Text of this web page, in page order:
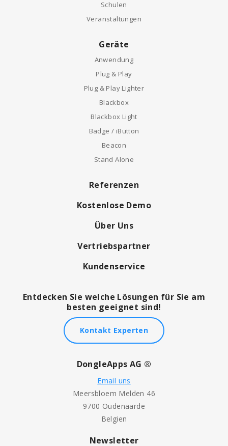
Schulen
Veranstaltungen
Geräte
Anwendung
Plug & Play
Plug & Play Lighter
Blackbox
Blackbox Light
Badge / iButton
Beacon
Stand Alone
Referenzen
Kostenlose Demo
Über Uns
Vertriebspartner
Kundenservice
Entdecken Sie welche Lösungen für Sie am
besten geeignet sind!
Kontakt Experten
DongleApps AG ®
Email uns
Meersbloem Melden 46
9700 Oudenaarde
Belgien
Newsletter